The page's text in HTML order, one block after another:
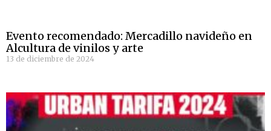
Evento recomendado: Mercadillo navideño en
Alcultura de vinilos y arte
13 de diciembre de 2024